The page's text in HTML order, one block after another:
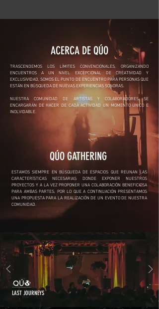
ACERCA DE QÚO
TRASCENDEMOS LOS LÍMITES CONVENCIONALES, ORGANIZANDO
ENCUENTROS A UN NIVEL EXCEPCIONAL DE CREATIVIDAD Y
EXCLUSIVIDAD, SOMOS EL PUNTO DE ENCUENTRO PARA PERSONAS QUE
ESTÁN EN BÚSQUEDA DE NUEVAS EXPERIENCIAS SONORAS.
NUESTRA COMUNIDAD DE ARTISTAS Y COLABORADORES SE
ENCARGARÁN DE HACER DE CADA ACTIVIDAD UN MOMENTO ÚNICO E
INOLVIDABLE.
QÚO GATHERING
ESTAMOS SIEMPRE EN BÚSQUEDA DE ESPACIOS QUE REUNAN LAS
CARACTERÍSTICAS NECESARIAS DONDE EXPONER NUESTROS
PROYECTOS Y A LA VEZ PROPONER UNA COLABORACIÓN BENEFICIOSA
PARA AMBAS PARTES, POR LO QUE A CONTINUACIÓN PRESENTAMOS
UNA PROPUESTA PARA LA REALIZACIÓN DE UN EVENTO DE NUESTRA
COMUNIDAD.
LAST JOURNEYS